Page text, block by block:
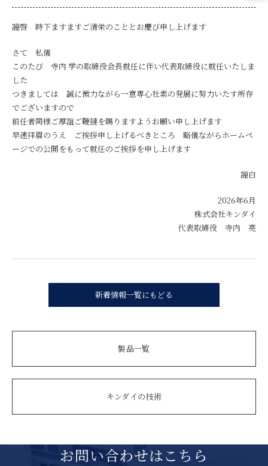
謹啓 時下ますますご清栄のこととお慶び申し上げます
さて 私儀
このたび 寺内 学の取締役会長就任に伴い代表取締役に就任いたしま
した
つきましては 誠に微力ながら一意専心社素の発展に努力いたす所存
でございますので
前任者同様ご厚誼ご鞭撻を賜りますようお願い申し上げます
早速拝眉のうえ ご挨拶申し上げるべきところ 略儀ながらホームペ
ージでの公開をもって就任のご挨拶を申し上げます
謹白
2026年6月
株式会社キンダイ
代表取締役 寺内 亮
新着情報一覧にもどる
製品一覧
キンダイの技術
お問い合わせはこちら